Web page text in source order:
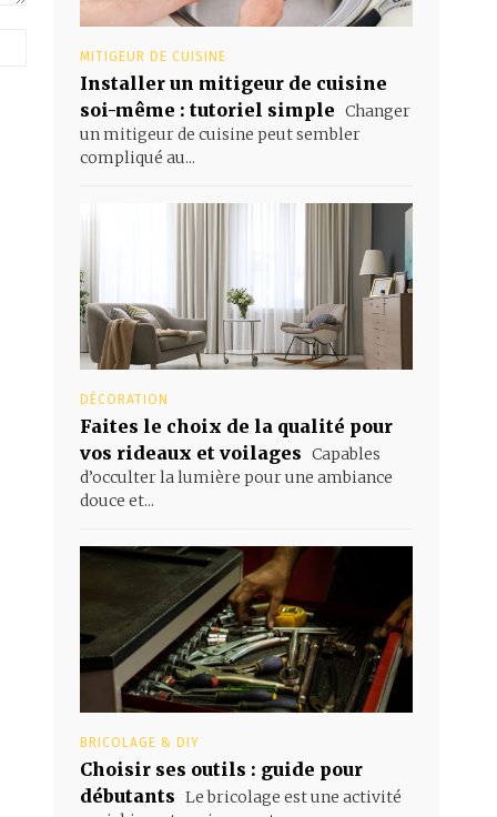
MITIGEUR DE CUISINE
Installer un mitigeur de cuisine
soi-même : tutoriel simple Changer
un mitigeur de cuisine peut sembler
compliqué au...
DÉCORATION
Faites le choix de la qualité pour
vos rideaux et voilages Capables
d’occulter la lumière pour une ambiance
douce et...
BRICOLAGE & DIY
Choisir ses outils : guide pour
débutants Le bricolage est une activité